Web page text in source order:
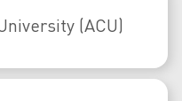
(ACU)